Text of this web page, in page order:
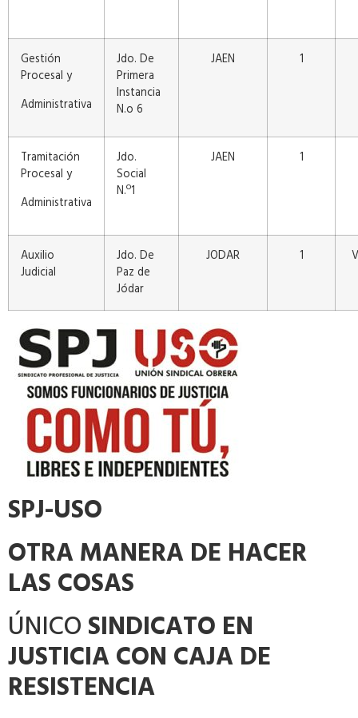
Gestión
Procesal y
Administrativa
Jdo. De
Primera
Instancia
N.o 6
JAEN 1
Tramitación
Procesal y
Administrativa
Jdo.
Social
N.º1
JAEN 1
Auxilio
Judicial
Jdo. De
Paz de
Jódar
JODAR 1
SPJ-USO
OTRA MANERA DE HACER
LAS COSAS
ÚNICOSINDICATO EN
JUSTICIA CON CAJA DE
RESISTENCIA